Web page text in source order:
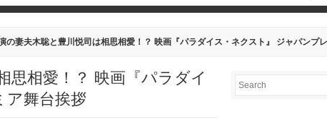
の妻夫木聡と豊川悦司は相思相愛！？ 映画『パラダイス・ネクスト』 ジャパンプ
思相愛！？ 映画『パラダイ
ア舞台挨拶